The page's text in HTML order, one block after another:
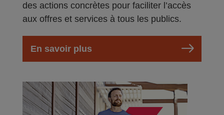
des actions concrètes pour faciliter l’accès
aux offres et services à tous les publics.
En savoir plus